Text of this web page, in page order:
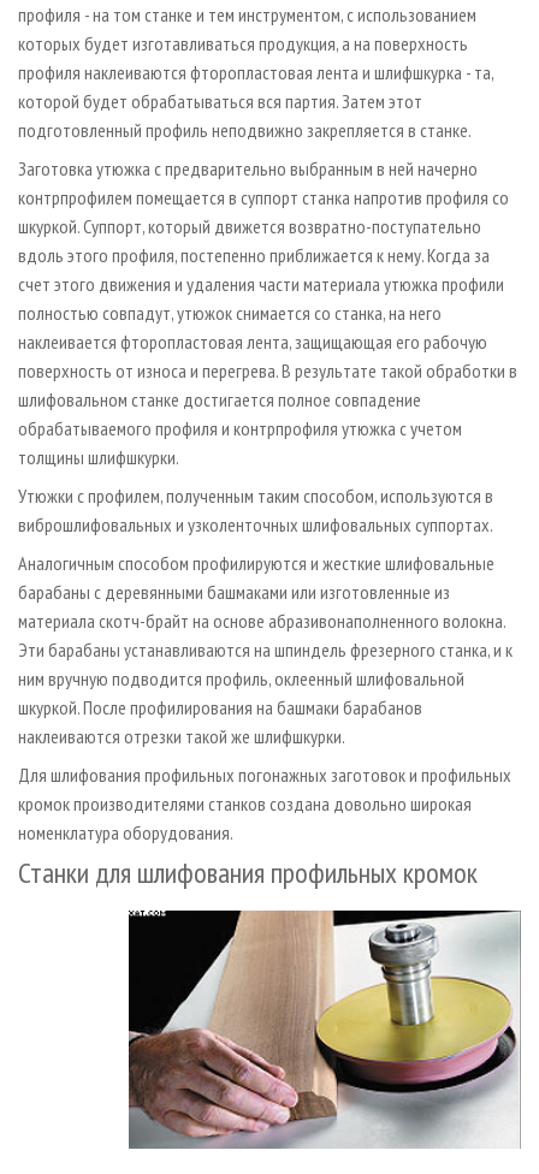
профиля - на том станке и тем инструментом, с использованием
которых будет изготавливаться продукция, а на поверхность
профиля наклеиваются фторопластовая лента и шлифшкурка - та,
которой будет обрабатываться вся партия. Затем этот
подготовленный профиль неподвижно закрепляется в станке.
Заготовка утюжка с предварительно выбранным в ней начерно
контрпрофилем помещается в суппорт станка напротив профиля со
шкуркой. Суппорт, который движется возвратно-поступательно
вдоль этого профиля, постепенно приближается к нему. Когда за
счет этого движения и удаления части материала утюжка профили
полностью совпадут, утюжок снимается со станка, на него
наклеивается фторопластовая лента, защищающая его рабочую
поверхность от износа и перегрева. В результате такой обработки в
шлифовальном станке достигается полное совпадение
обрабатываемого профиля и контрпрофиля утюжка с учетом
толщины шлифшкурки.
Утюжки с профилем, полученным таким способом, используются в
виброшлифовальных и узколенточных шлифовальных суппортах.
Аналогичным способом профилируются и жесткие шлифовальные
барабаны с деревянными башмаками или изготовленные из
материала скотч-брайт на основе абразивонаполненного волокна.
Эти барабаны устанавливаются на шпиндель фрезерного станка, и к
ним вручную подводится профиль, оклеенный шлифовальной
шкуркой. После профилирования на башмаки барабанов
наклеиваются отрезки такой же шлифшкурки.
Для шлифования профильных погонажных заготовок и профильных
кромок производителями станков создана довольно широкая
номенклатура оборудования.
Станки для шлифования профильных кромок